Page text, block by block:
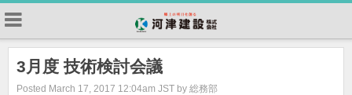
3月度 技術検討会議
Posted March 17, 2017 12:04am JST by 総務部